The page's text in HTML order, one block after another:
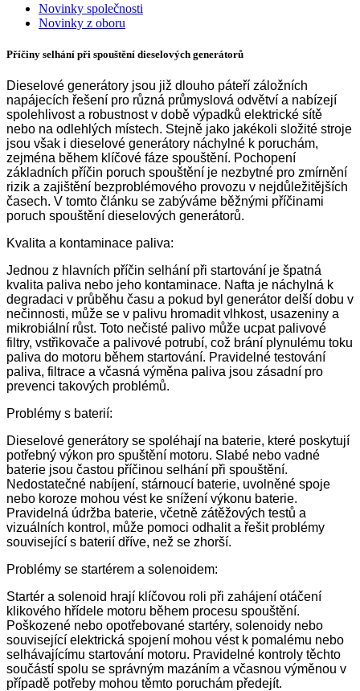
Novinky společnosti
Novinky z oboru
Příčiny selhání při spouštění dieselových generátorů
Dieselové generátory jsou již dlouho páteří záložních
napájecích řešení pro různá průmyslová odvětví a nabízejí
spolehlivost a robustnost v době výpadků elektrické sítě
nebo na odlehlých místech. Stejně jako jakékoli složité stroje
jsou však i dieselové generátory náchylné k poruchám,
zejména během klíčové fáze spouštění. Pochopení
základních příčin poruch spouštění je nezbytné pro zmírnění
rizik a zajištění bezproblémového provozu v nejdůležitějších
časech. V tomto článku se zabýváme běžnými příčinami
poruch spouštění dieselových generátorů.
Kvalita a kontaminace paliva:
Jednou z hlavních příčin selhání při startování je špatná
kvalita paliva nebo jeho kontaminace. Nafta je náchylná k
degradaci v průběhu času a pokud byl generátor delší dobu v
nečinnosti, může se v palivu hromadit vlhkost, usazeniny a
mikrobiální růst. Toto nečisté palivo může ucpat palivové
filtry, vstřikovače a palivové potrubí, což brání plynulému toku
paliva do motoru během startování. Pravidelné testování
paliva, filtrace a včasná výměna paliva jsou zásadní pro
prevenci takových problémů.
Problémy s baterií:
Dieselové generátory se spoléhají na baterie, které poskytují
potřebný výkon pro spuštění motoru. Slabé nebo vadné
baterie jsou častou příčinou selhání při spouštění.
Nedostatečné nabíjení, stárnoucí baterie, uvolněné spoje
nebo koroze mohou vést ke snížení výkonu baterie.
Pravidelná údržba baterie, včetně zátěžových testů a
vizuálních kontrol, může pomoci odhalit a řešit problémy
související s baterií dříve, než se zhorší.
Problémy se startérem a solenoidem:
Startér a solenoid hrají klíčovou roli při zahájení otáčení
klikového hřídele motoru během procesu spouštění.
Poškozené nebo opotřebované startéry, solenoidy nebo
související elektrická spojení mohou vést k pomalému nebo
selhávajícímu startování motoru. Pravidelné kontroly těchto
součástí spolu se správným mazáním a včasnou výměnou v
případě potřeby mohou těmto poruchám předejít.